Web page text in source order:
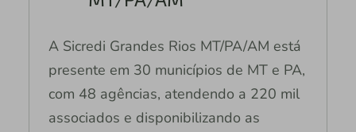
A Sicredi Grandes Rios MT/PA/AM está
presente em 30 municípios de MT e PA,
com 48 agências, atendendo a 220 mil
associados e disponibilizando as